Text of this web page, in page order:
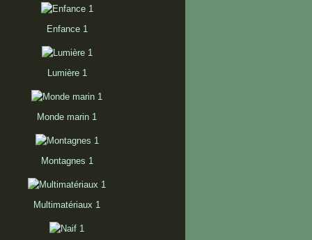
Enfance 1
Lumière 1
Monde marin 1
Montagnes 1
Multimatériaux 1